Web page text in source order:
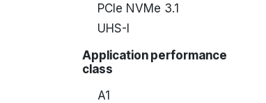
PCIe NVMe 3.1
UHS-I
Application performance
class
A1